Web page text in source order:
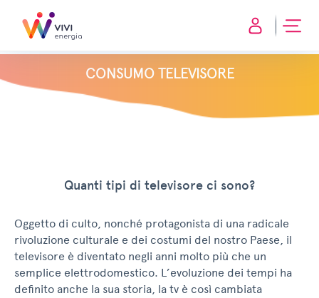
CONSUMO TELEVISORE
Quanti tipi di televisore ci sono?
Oggetto di culto, nonché protagonista di una radicale
rivoluzione culturale e dei costumi del nostro Paese, il
televisore è diventato negli anni molto più che un
semplice elettrodomestico. L’evoluzione dei tempi ha
definito anche la sua storia, la tv è così cambiata